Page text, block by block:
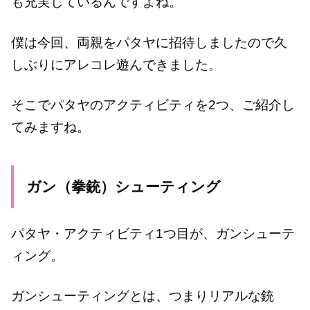
僕は今回、両親をパタヤに招待しましたので久
しぶりにアレコレ遊んできました。
そこでパタヤのアクティビティを2つ、ご紹介し
てみますね。
ガン（拳銃）シューティング
パタヤ・アクティビティ1つ目が、ガンシューテ
ィング。
ガンシューティングとは、つまりリアルな銃